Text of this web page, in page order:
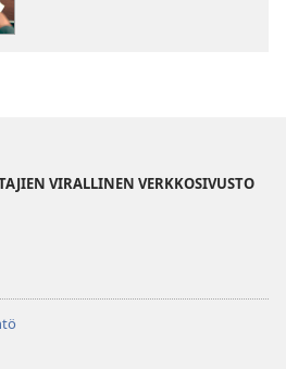
VIRALLINEN VERKKOSIVUSTO